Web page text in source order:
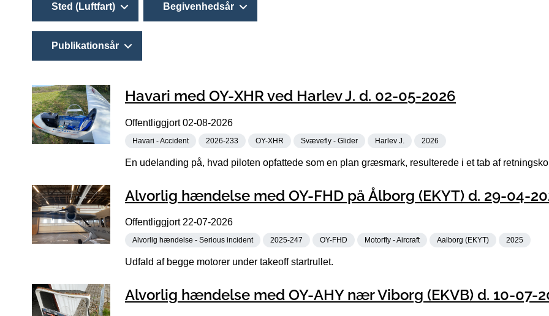
Sted (Luftfart) Begivenhedsår
Publikationsår
Havari med OY-XHR ved Harlev J. d. 02-05-2026
Offentliggjort02-08-2026
Havari - Accident 2026-233 OY-XHR Svævefly - Glider Harlev J. 2026
En udelanding på, hvad piloten opfattede som en plan græsmark, resulterede i et tab af
Alvorlig hændelse med OY-FHD på Ålborg (EKYT) d. 29-04-
Offentliggjort22-07-2026
Alvorlig hændelse - Serious incident 2025-247 OY-FHD Motorfly - Aircraft Aalborg (EKYT) 2025
Udfald af begge motorer under takeoff startrullet.
Alvorlig hændelse med OY-AHY nær Viborg (EKVB) d. 10-07-